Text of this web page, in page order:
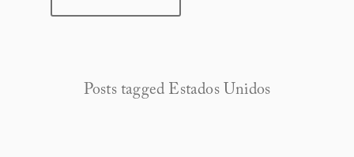
Posts tagged Estados Unidos